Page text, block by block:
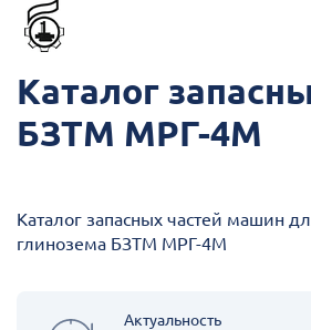
Каталог
БЗТМ МРГ-4М
Каталог запасных частей машин
глинозема БЗТМ МРГ-4М
Актуальность